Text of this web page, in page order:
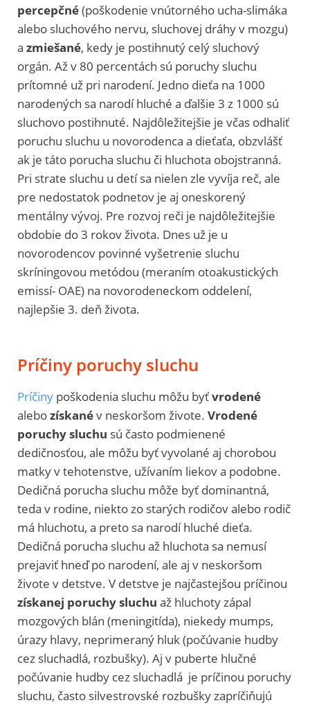
percepčné(poškodenie vnútorného ucha-slimáka
alebo sluchového nervu, sluchovej dráhy v mozgu)
a zmiešané, kedy je postihnutý celý sluchový
orgán. Až v 80 percentách sú poruchy sluchu
prítomné už pri narodení. Jedno dieťa na 1000
narodených sa narodí hluché a ďalšie 3 z 1000 sú
sluchovo postihnuté. Najdôležitejšie je včas odhaliť
poruchu sluchu u novorodenca a dieťaťa, obzvlášť
ak je táto porucha sluchu či hluchota obojstranná.
Pri strate sluchu u detí sa nielen zle vyvíja reč, ale
pre nedostatok podnetov je aj oneskorený
mentálny vývoj. Pre rozvoj reči je najdôležitejšie
obdobie do 3 rokov života. Dnes už je u
novorodencov povinné vyšetrenie sluchu
skríningovou metódou (meraním otoakustických
emissí- OAE) na novorodeneckom oddelení,
najlepšie 3. deň života.
Príčiny poruchy sluchu
Príčiny poškodenia sluchu môžu byťvrodené
alebozískanév neskoršom živote. Vrodené
poruchy sluchu sú často podmienené
dedičnosťou, ale môžu byť vyvolané aj chorobou
matky v tehotenstve, užívaním liekov a podobne.
Dedičná porucha sluchu môže byť dominantná,
teda v rodine, niekto zo starých rodičov alebo rodič
má hluchotu, a preto sa narodí hluché dieťa.
Dedičná porucha sluchu až hluchota sa nemusí
prejaviť hneď po narodení, ale aj v neskoršom
živote v detstve. V detstve je najčastejšou príčinou
získanej poruchy sluchu až hluchoty zápal
mozgových blán (meningitída), niekedy mumps,
úrazy hlavy, neprimeraný hluk (počúvanie hudby
cez sluchadlá, rozbušky). Aj v puberte hlučné
počúvanie hudby cez sluchadlá je príčinou poruchy
sluchu, často silvestrovské rozbušky zapríčiňujú